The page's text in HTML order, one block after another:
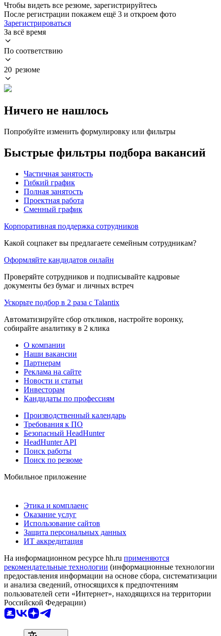
Чтобы видеть все резюме, зарегистрируйтесь
После регистрации покажем ещё 3 и откроем фото
Зарегистрироваться
За всё время
По соответствию
20 резюме
Ничего не нашлось
Попробуйте изменить формулировку или фильтры
Быстрые фильтры подбора вакансий
Частичная занятость
Гибкий график
Полная занятость
Проектная работа
Сменный график
Корпоративная поддержка сотрудников
Какой соцпакет вы предлагаете семейным сотрудникам?
Оформляйте кандидатов онлайн
Проверяйте сотрудников и подписывайте кадровые
документы без бумаг и личных встреч
Ускорьте подбор в 2 раза с Talantix
Автоматизируйте сбор откликов, настройте воронку,
собирайте аналитику в 2 клика
О компании
Наши вакансии
Партнерам
Реклама на сайте
Новости и статьи
Инвесторам
Кандидаты по профессиям
Производственный календарь
Требования к ПО
Безопасный HeadHunter
HeadHunter API
Поиск работы
Поиск по резюме
Мобильное приложение
Этика и комплаенс
Оказание услуг
Использование сайтов
Защита персональных данных
ИТ аккредитация
На информационном ресурсе hh.ru применяются
рекомендательные технологии (информационные технологии
предоставления информации на основе сбора, систематизации
и анализа сведений, относящихся к предпочтениям
пользователей сети «Интернет», находящихся на территории
Российской Федерации)